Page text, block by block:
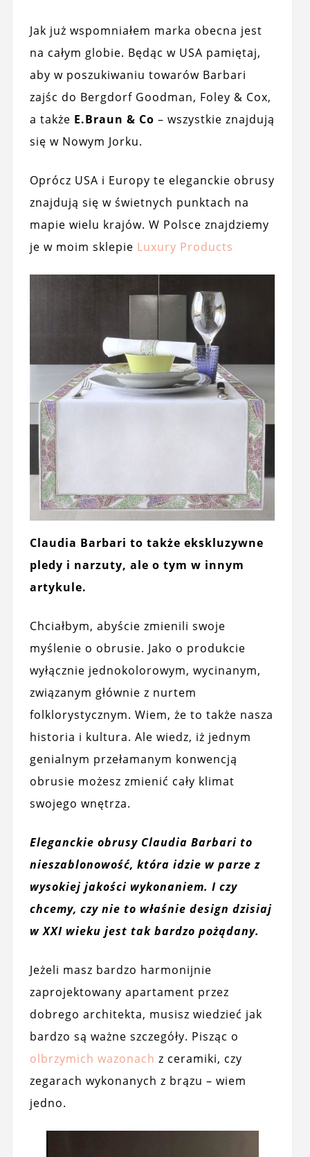
Jak już wspomniałem marka obecna jest
na całym globie. Będąc w USA pamiętaj,
aby w poszukiwaniu towarów Barbari
zajśc do Bergdorf Goodman, Foley & Cox,
a także E.Braun & Co – wszystkie znajdują
się w Nowym Jorku.
Oprócz USA i Europy te eleganckie obrusy
znajdują się w świetnych punktach na
mapie wielu krajów. W Polsce znajdziemy
je w moim sklepie Luxury Products
Claudia Barbari to także ekskluzywne
pledy i narzuty, ale o tym w innym
artykule.
Chciałbym, abyście zmienili swoje
myślenie o obrusie. Jako o produkcie
wyłącznie jednokolorowym, wycinanym,
związanym głównie z nurtem
folklorystycznym. Wiem, że to także nasza
historia i kultura. Ale wiedz, iż jednym
genialnym przełamanym konwencją
obrusie możesz zmienić cały klimat
swojego wnętrza.
Eleganckie obrusy Claudia Barbari to
nieszablonowość, która idzie w parze z
wysokiej jakości wykonaniem. I czy
chcemy, czy nie to właśnie design dzisiaj
w XXI wieku jest tak bardzo pożądany.
Jeżeli masz bardzo harmonijnie
zaprojektowany apartament przez
dobrego architekta, musisz wiedzieć jak
bardzo są ważne szczegóły. Pisząc o
olbrzymich wazonach z ceramiki, czy
zegarach wykonanych z brązu – wiem
jedno.